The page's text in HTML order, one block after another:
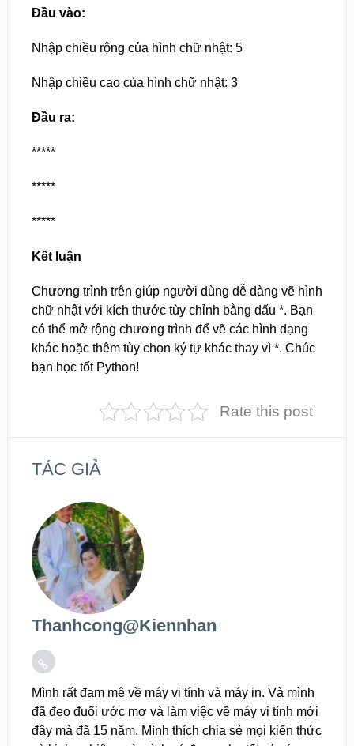
Đầu vào:
Nhập chiều rộng của hình chữ nhật: 5
Nhập chiều cao của hình chữ nhật: 3
Đầu ra:
*****
*****
*****
Kết luận
Chương trình trên giúp người dùng dễ dàng vẽ hình
chữ nhật với kích thước tùy chỉnh bằng dấu *. Bạn
có thể mở rộng chương trình để vẽ các hình dạng
khác hoặc thêm tùy chọn ký tự khác thay vì *. Chúc
bạn học tốt Python!
Rate this post
TÁC GIẢ
Thanhcong@kiennhan
Mình rất đam mê về máy vi tính và máy in. Và mình
đã đeo đuổi ước mơ và làm việc về máy vi tính mới
đây mà đã 15 năm. Mình thích chia sẻ mọi kiến thức